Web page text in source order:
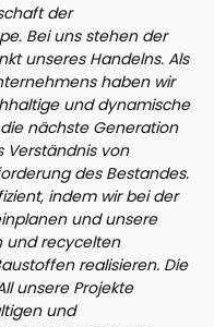
der
Bei uns stehen der
unseres Handelns. Als
haben wir
und dynamische
nächste Generation
Verständnis von
des Bestandes.
indem wir bei der
und unsere
und recycelten
realisieren. Die
unsere Projekte
und